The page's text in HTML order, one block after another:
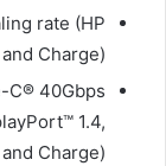
rate (HP
Charge)
C® 40Gbps
1.4,
Charge)